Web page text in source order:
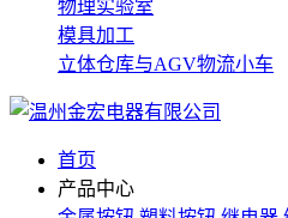
物理实验室
模具加工
立体仓库与AGV物流小车
首页
产品中心